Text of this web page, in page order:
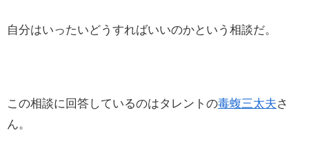
自分はいったいどうすればいいのかという相談だ。
この相談に回答しているのはタレントの毒蝮三太夫さ
ん。